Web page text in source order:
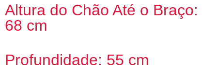
Altura do Chão Até o Braço:
68 cm
Profundidade: 55 cm